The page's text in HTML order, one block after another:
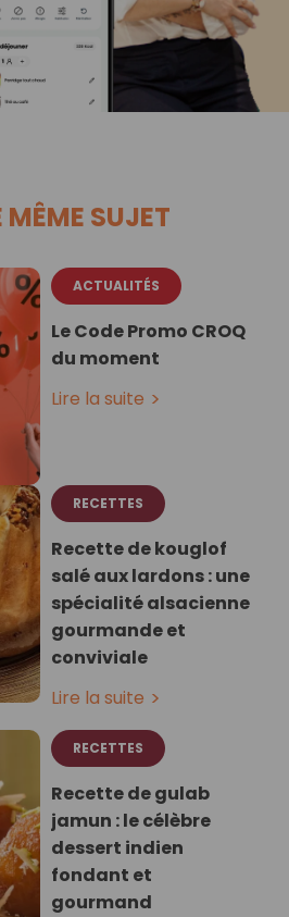
MÊME SUJET
ACTUALITÉS
Le Code Promo CROQ
du moment
Lire la suite
RECETTES
Recette de kouglof
salé aux lardons : une
spécialité alsacienne
gourmande et
conviviale
Lire la suite
RECETTES
Recette de gulab
jamun : le célèbre
dessert indien
fondant et
gourmand